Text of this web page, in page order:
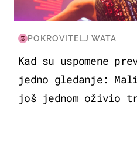
POKROVITELJ WATA
Kad su uspomene
jedno gledanje:
još jednom oživio